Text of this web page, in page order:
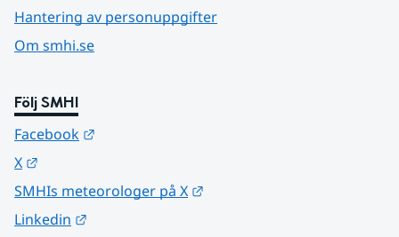
Hantering av personuppgifter
Om smhi.se
Följ SMHI
Facebook
X
SMHIs meteorologer på X
Linkedin